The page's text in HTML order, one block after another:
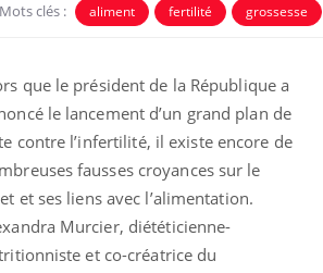
Mots clés : aliment fertilité grossesse
que le président de la République a
le lancement d’un grand plan de
contre l’infertilité, il existe encore de
fausses croyances sur le
et ses liens avec l’alimentation.
Murcier, diététicienne-
et co-créatrice du
Cancer colorectal : une
stratégie simple aurait
changé la donne au Pays
Chikungunya, dengue,